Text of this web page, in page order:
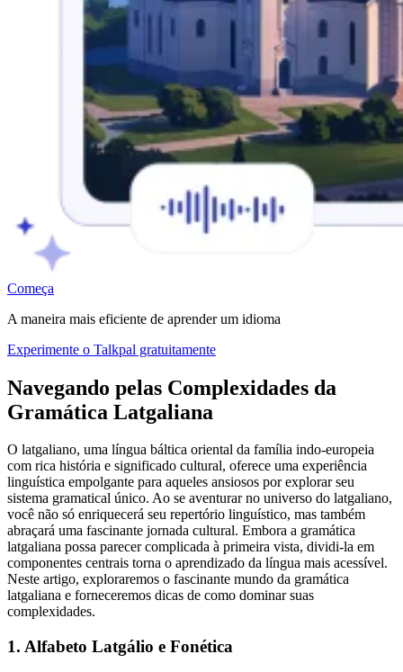
Começa
A maneira mais eficiente de aprender um idioma
Experimente o Talkpal gratuitamente
Navegando pelas Complexidades da
Gramática Latgaliana
O latgaliano, uma língua báltica oriental da família indo-europeia
com rica história e significado cultural, oferece uma experiência
linguística empolgante para aqueles ansiosos por explorar seu
sistema gramatical único. Ao se aventurar no universo do latgaliano,
você não só enriquecerá seu repertório linguístico, mas também
abraçará uma fascinante jornada cultural. Embora a gramática
latgaliana possa parecer complicada à primeira vista, dividi-la em
componentes centrais torna o aprendizado da língua mais acessível.
Neste artigo, exploraremos o fascinante mundo da gramática
latgaliana e forneceremos dicas de como dominar suas
complexidades.
1. Alfabeto Latgálio e Fonética